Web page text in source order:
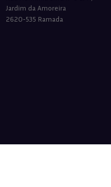
Jardim da Amoreira
2620-535 Ramada